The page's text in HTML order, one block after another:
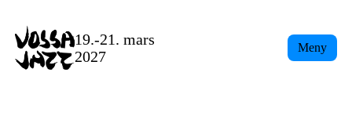
content
19.-21. mars
2027
Meny